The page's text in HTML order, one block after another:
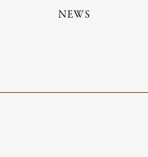
NEWS